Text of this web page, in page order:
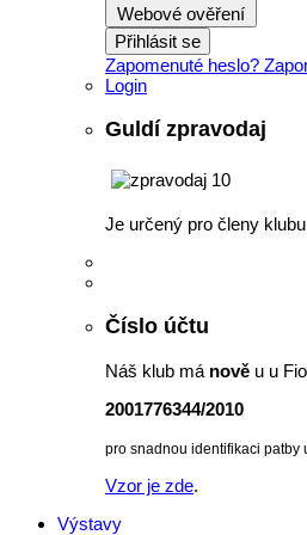
Webové ověření
Přihlásit se
Zapomenuté heslo?
Login
Guldí zpravodaj
Je určený pro členy
Číslo účtu
Náš klub má nově u u
2001776344/2010
pro snadnou identifikaci patby
Vzor je zde.
Výstavy